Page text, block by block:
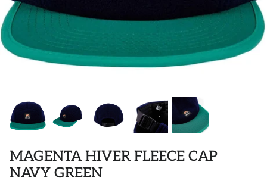
POLOS
STICKER
DIVERSE ACCESSORIES
MAGENTA HIVER FLEECE CAP
NAVY GREEN